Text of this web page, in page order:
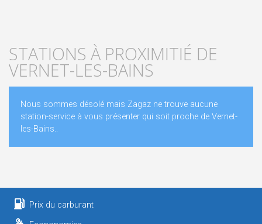
STATIONS À PROXIMITIÉ DE
VERNET-LES-BAINS
Nous sommes désolé mais Zagaz ne trouve aucune
station-service à vous présenter qui soit proche de Vernet-
les-Bains..
Prix du carburant